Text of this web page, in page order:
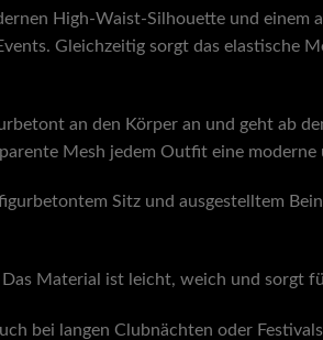
High-Waist-Silhouette und einem
Gleichzeitig sorgt das elastische
an den Körper an und geht ab
Mesh jedem Outfit eine moderne
Sitz und ausgestelltem
Material ist leicht, weich und sorgt
bei langen Clubnächten oder